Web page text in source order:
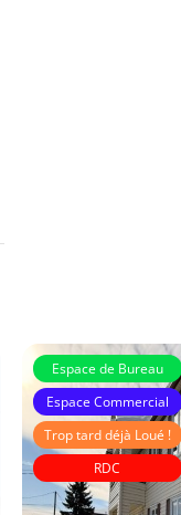
Espace de Bureau
Espace Commercial
Trop tard déjà Loué !
RDC